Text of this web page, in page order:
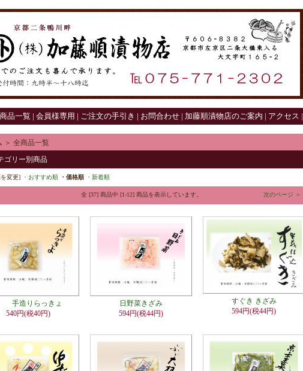
商品一覧 | 会員様専用 | ご注文の手引き | お問合わせ | 加藤順漬物店のご案内 | アクセス |
＞ 全商品一覧
ゴリー別商品
変更] ・おすすめ順 ・価格順 ・新着順
全 [37] 商品中 [1-12] 商品を表示しています。 次のページ ＞
手造りらっきょ
540円(税40円)
日野菜きざみ
594円(税44円)
すぐき きざみ
594円(税44円)